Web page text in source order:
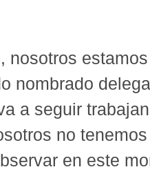
nosotros
nombrado
a seguir
no
en este